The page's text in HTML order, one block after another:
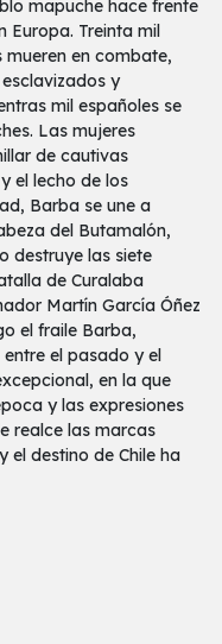
mapuche hace frente
Europa. Treinta mil
mueren en combate,
y
mil españoles se
Las mujeres
de cautivas
el lecho de los
Barba se une a
del Butamalón,
destruye las siete
de Curalaba
Martín García Óñez
el fraile Barba,
el pasado y el
en la que
y las expresiones
realce las marcas
el destino de Chile ha